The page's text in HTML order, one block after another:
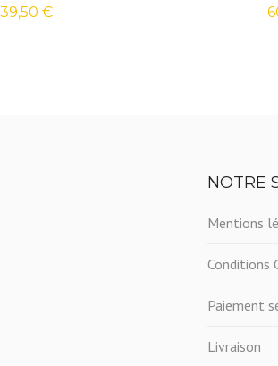
39,50 €
NOTRE
Mentions
Conditions
Paiement
Livraison